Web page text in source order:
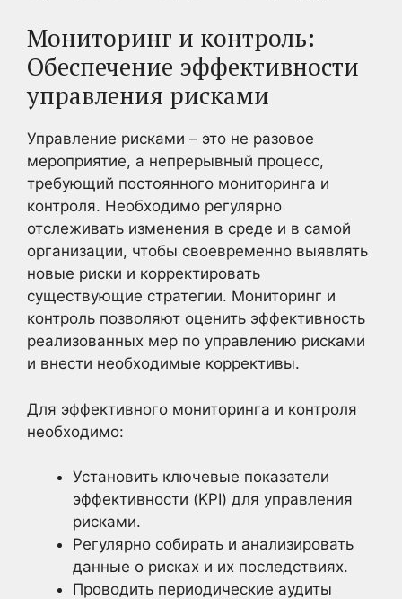
Мониторинг и контроль:
Обеспечение эффективности
управления рисками
Управление рисками – это не разовое
мероприятие, а непрерывный процесс,
требующий постоянного мониторинга и
контроля. Необходимо регулярно
отслеживать изменения в среде и в самой
организации, чтобы своевременно выявлять
новые риски и корректировать
существующие стратегии. Мониторинг и
контроль позволяют оценить эффективность
реализованных мер по управлению рисками
и внести необходимые коррективы.
Для эффективного мониторинга и контроля
необходимо:
Установить ключевые показатели
эффективности (KPI) для управления
рисками.
Регулярно собирать и анализировать
данные о рисках и их последствиях.
Проводить периодические аудиты